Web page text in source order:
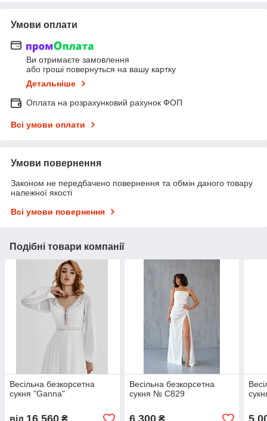
Умови оплати
Ви отримаєте замовлення
або гроші повернуться на вашу картку
Детальніше
Оплата на розрахунковий рахунок ФОП
Всі умови оплати
Умови повернення
Законом не передбачено повернення та обмін даного товару
належної якості
Всі умови повернення
Подібні товари компанії
Весільна безкорсетна
сукня "Ganna"
Весільна безкорсетна
сукня № С829